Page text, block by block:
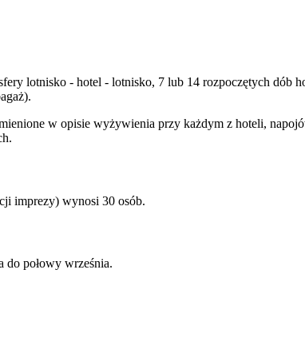
lotnisko - hotel - lotnisko, 7 lub 14 rozpoczętych
w opisie wyżywienia przy każdym z hoteli,
imprezy) wynosi 30 osób.
połowy września.